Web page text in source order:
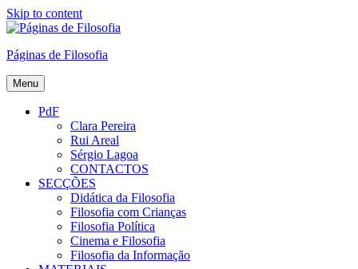
Skip to content
Páginas de Filosofia
Menu
PdF
Clara Pereira
Rui Areal
Sérgio Lagoa
CONTACTOS
SECÇÕES
Didática da Filosofia
Filosofia com Crianças
Filosofia Política
Cinema e Filosofia
Filosofia da Informação